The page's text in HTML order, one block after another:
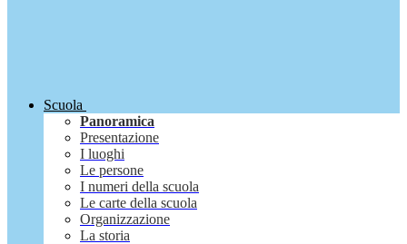
Scuola
Panoramica
Presentazione
I luoghi
Le persone
I numeri della scuola
Le carte della scuola
Organizzazione
La storia